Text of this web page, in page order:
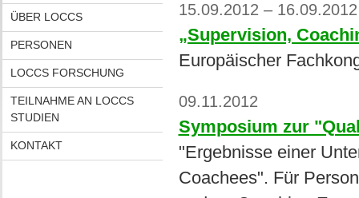
ÜBER LOCCS
PERSONEN
LOCCS FORSCHUNG
TEILNAHME AN LOCCS
STUDIEN
KONTAKT
15.09.2012 – 16.09.2012
„Supervision,
Europäischer
09.11.2012
Symposium zur
"Ergebnisse einer
Coachees". Für